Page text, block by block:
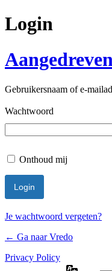
Login
Gebruikersnaam of e-
Wachtwoord
Onthoud mij
Je wachtwoord vergeten?
← Ga naar Vredo
Privacy Policy